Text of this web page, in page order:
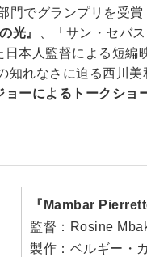
門でグランプリを受賞
光』
、「サン・セバ
日本人監督による短編
知れなさに迫る西川美
ーによるトークショ
『Mambar
監督：Rosine
製作：ベルギー・